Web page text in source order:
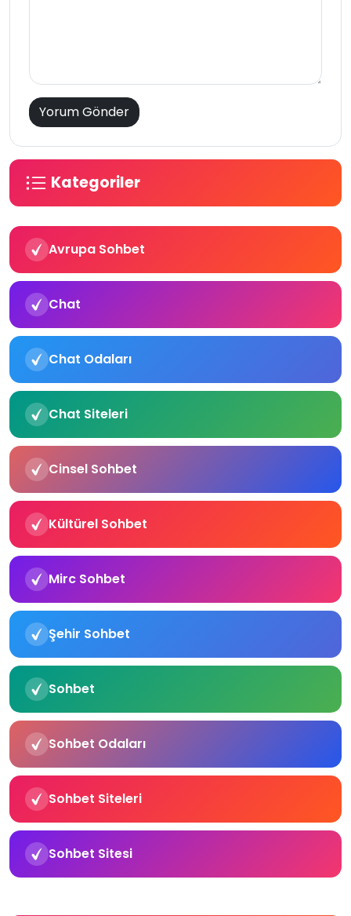
Kategoriler
Avrupa Sohbet
Chat
Chat Odaları
Chat Siteleri
Cinsel Sohbet
Kültürel Sohbet
Mirc Sohbet
Şehir Sohbet
Sohbet
Sohbet Odaları
Sohbet Siteleri
Sohbet Sitesi